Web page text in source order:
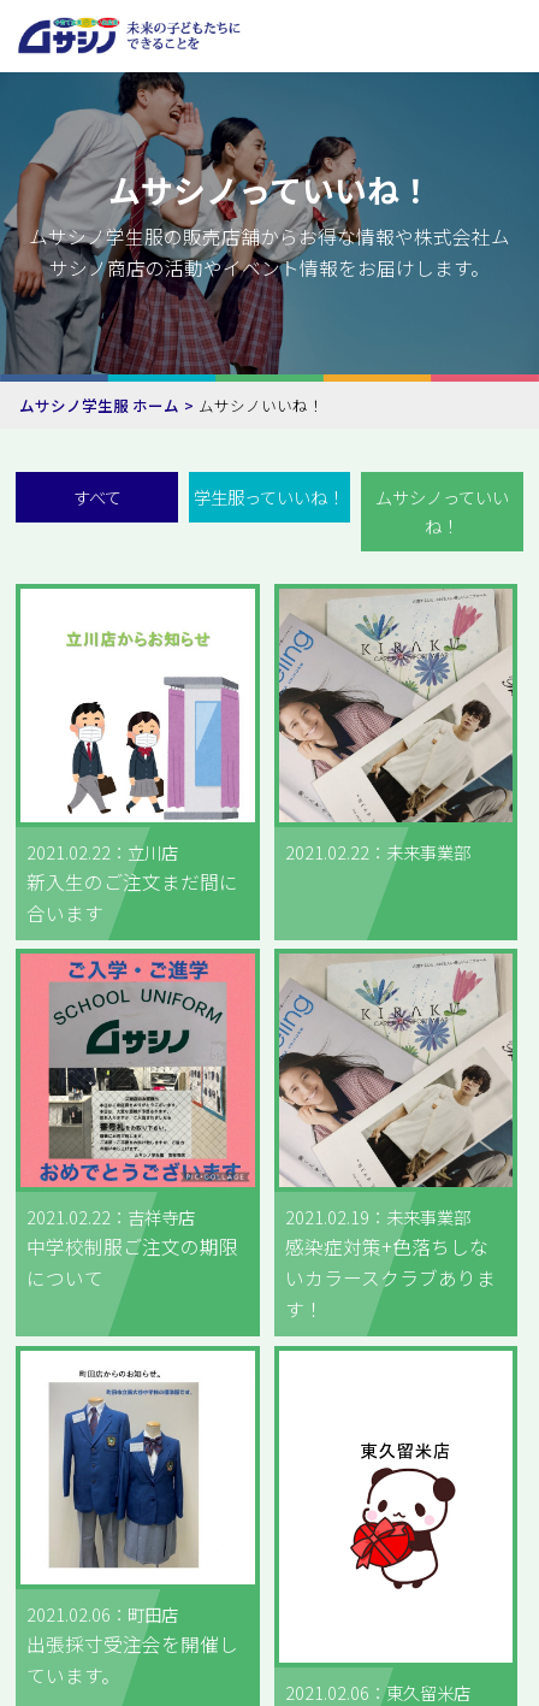
ムサシノっていいね！
ムサシノ学生服の販売店舗からお得な情報や株式会社ム
サシノ商店の活動やイベント情報をお届けします。
ムサシノ学生服 ホーム ムサシノいいね！
すべて 学生服っていいね！
ムサシノっていい
ね！
2021.02.22：立川店
新入生のご注文まだ間に
合います
2021.02.22：未来事業部
2021.02.22：吉祥寺店
中学校制服ご注文の期限
について
2021.02.19：未来事業部
感染症対策+色落ちしな
いカラースクラブありま
す！
2021.02.06：町田店
出張採寸受注会を開催し
ています。
2021.02.06：東久留米店